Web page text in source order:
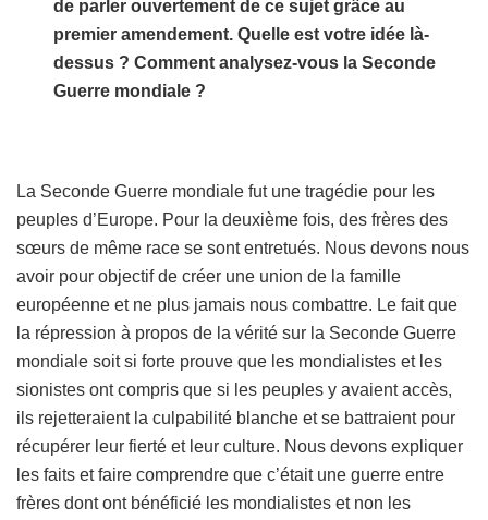
de parler ouvertement de ce sujet grâce au
premier amendement. Quelle est votre idée là-
dessus ? Comment analysez-vous la Seconde
Guerre mondiale ?
La Seconde Guerre mondiale fut une tragédie pour les
peuples d’Europe. Pour la deuxième fois, des frères des
sœurs de même race se sont entretués. Nous devons nous
avoir pour objectif de créer une union de la famille
européenne et ne plus jamais nous combattre. Le fait que
la répression à propos de la vérité sur la Seconde Guerre
mondiale soit si forte prouve que les mondialistes et les
sionistes ont compris que si les peuples y avaient accès,
ils rejetteraient la culpabilité blanche et se battraient pour
récupérer leur fierté et leur culture. Nous devons expliquer
les faits et faire comprendre que c’était une guerre entre
frères dont ont bénéficié les mondialistes et non les